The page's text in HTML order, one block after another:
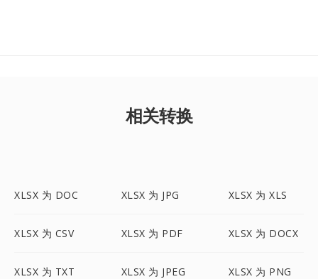
相关转换
XLSX 为 DOC XLSX 为 JPG XLSX 为 XLS
XLSX 为 CSV XLSX 为 PDF XLSX 为 DOCX
XLSX 为 TXT XLSX 为 JPEG XLSX 为 PNG